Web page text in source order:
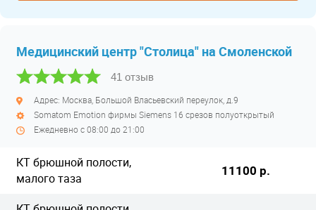
Медицинский центр "Столица" на Смоленской
41 отзыв
Адрес: Москва, Большой Власьевский переулок, д.9
Somatom Emotion фирмы Siemens 16 срезов полуоткрытый
Ежедневно с 08:00 до 21:00
КТ брюшной полости,
малого таза
11100 р.